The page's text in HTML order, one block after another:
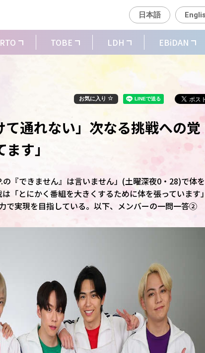
日本語
TOBE LDH EBiDAN
お気に入り
通れない」次なる挑戦への覚
す」
『できません』は言いません」(土曜深夜0・28)で体
「とにかく番組を大きくするために体を張っています」
で実現を目指している。以下、メンバーの一問一答②